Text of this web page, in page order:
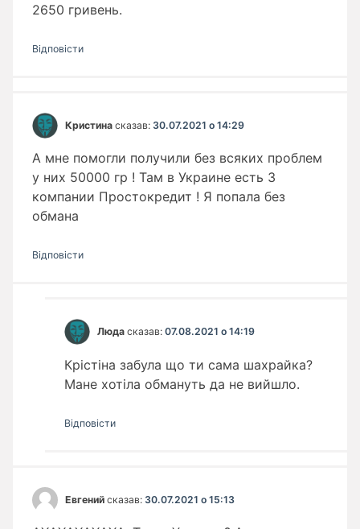
2650 гривень.
Відповіcти
Кристина сказав: 30.07.2021 о 14:29
А мне помогли получили без всяких проблем
у них 50000 гр ! Там в Украине есть 3
компании Простокредит ! Я попала без
обмана
Відповіcти
Люда сказав: 07.08.2021 о 14:19
Крістіна забула що ти сама шахрайка?
Мане хотіла обмануть да не вийшло.
Відповіcти
Евгений сказав: 30.07.2021 о 15:13